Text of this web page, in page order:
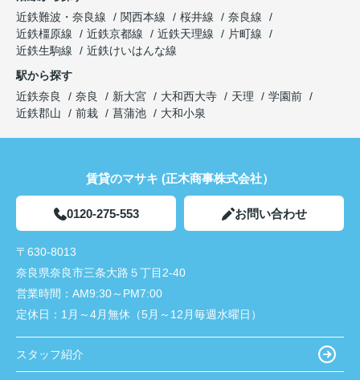
近鉄難波・奈良線
関西本線 桜井線
奈良線
近鉄橿原線
近鉄京都線 近鉄天理線
片町線
近鉄生駒線
近鉄けいはんな線
駅から探す
近鉄奈良
奈良 新大宮 大和西大寺 天理
学園前
近鉄郡山
前栽 菖蒲池 大和小泉
賃貸のマサキ (正木商事株式会社）
0120-275-553 お問い合わせ
〒630-8013
奈良県奈良市三条大路５丁目2-40
営業時間： AM9:30～PM7:00
定休日： 1月～4月無休（5月～12月毎週水曜日）
スタッフ紹介